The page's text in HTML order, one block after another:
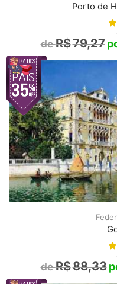
Porto de
R$79,27
R$88,33